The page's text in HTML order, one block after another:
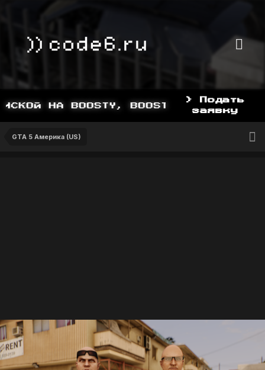
НА BOOSTY, BOOSTY.TO/YDDY
> Подать
заявку
GTA 5 Америка (US)